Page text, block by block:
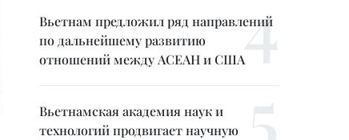
Вьетнам предложил ряд направлений
по дальнейшему развитию
отношений между АСЕАН и США
Вьетнамская академия наук и
технологий продвигает научную